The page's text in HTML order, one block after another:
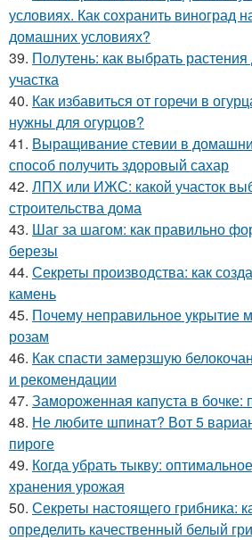
условиях. Как сохранить виноград
домашних условиях?
39. Полутень: как выбрать растения
участка
40. Как избавиться от горечи в
нужны для огурцов?
41. Выращивание стевии в
способ получить здоровый сахар
42. ЛПХ или ИЖС: какой участок
строительства дома
43. Шаг за шагом: как правильно
березы
44. Секреты производства: как
камень
45. Почему неправильное укрытие
розам
46. Как спасти замерзшую
и рекомендации
47. Замороженная капуста в
48. Не любите шпинат? Вот 5
пироге
49. Когда убрать тыкву:
хранения урожая
50. Секреты настоящего грибника:
определить качественный белый